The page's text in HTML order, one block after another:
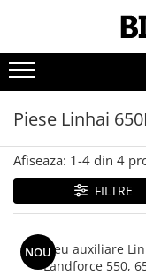
Toate Produsele
Triciclete Electrice
⬇ TIPURI
➔ Cu 1 Loc
➔ Cu 2 Locuri
➔ Acoperita
➔ Adulti - Fara permis
➔ Adulti - 2 Locuri
➔ Adulti - cu Cabina
Piese Linhai
Afiseaza: 1-4 din 4
FILTRE
NOU
Releu auxiliare
Landforce 550,